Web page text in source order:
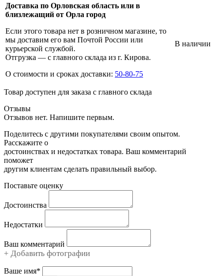
Доставка по Орловская область или в
близлежащий от Орла город
Если этого товара нет в розничном магазине, то
мы доставим его вам Почтой России или
курьерской службой.
Отгрузка — с главного склада из г. Кирова.
О стоимости и сроках доставки: 50-80-75
В наличии
Товар доступен для заказа с главного склада
Отзывы
Отзывов нет. Напишите первым.
Поделитесь с другими покупателями своим опытом.
Расскажите о
достоинствах и недостатках товара. Ваш комментарий
поможет
другим клиентам сделать правильный выбор.
Поставьте оценку
Достоинства
Недостатки
Ваш комментарий
+ Добавить фотографии
Ваше имя*